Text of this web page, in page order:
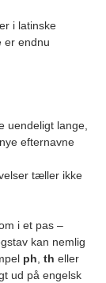
i latinske
er endnu
uendeligt lange,
efternavne
tæller ikke
i et pas –
kan nemlig
ph, th eller
ud på engelsk